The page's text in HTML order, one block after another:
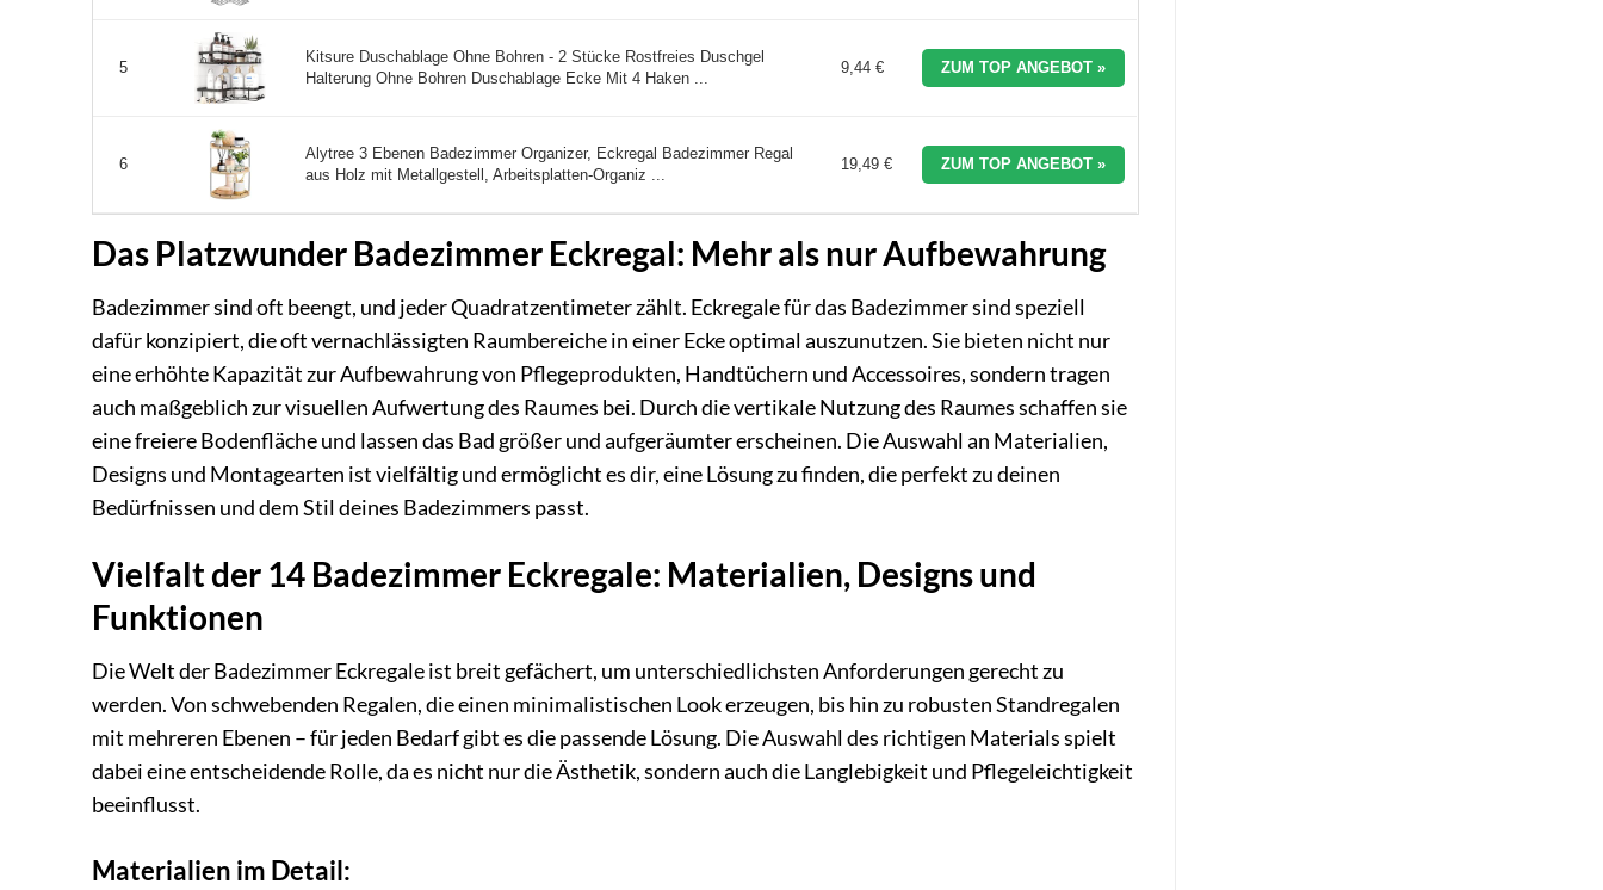
5
Kitsure Duschablage Ohne Bohren - 2 Stücke Rostfreies Duschgel
Halterung Ohne Bohren Duschablage Ecke Mit 4 Haken ...
9,44 € ZUM TOP ANGEBOT »
6
Alytree 3 Ebenen Badezimmer Organizer, Eckregal Badezimmer Regal
aus Holz mit Metallgestell, Arbeitsplatten-Organiz ...
19,49 € ZUM TOP ANGEBOT »
Das Platzwunder Badezimmer Eckregal: Mehr als nur Aufbewahrung
Badezimmer sind oft beengt, und jeder Quadratzentimeter zählt. Eckregale für das Badezimmer sind speziell
dafür konzipiert, die oft vernachlässigten Raumbereiche in einer Ecke optimal auszunutzen. Sie bieten nicht nur
eine erhöhte Kapazität zur Aufbewahrung von Pflegeprodukten, Handtüchern und Accessoires, sondern tragen
auch maßgeblich zur visuellen Aufwertung des Raumes bei. Durch die vertikale Nutzung des Raumes schaffen sie
eine freiere Bodenfläche und lassen das Bad größer und aufgeräumter erscheinen. Die Auswahl an Materialien,
Designs und Montagearten ist vielfältig und ermöglicht es dir, eine Lösung zu finden, die perfekt zu deinen
Bedürfnissen und dem Stil deines Badezimmers passt.
Vielfalt der 14 Badezimmer Eckregale: Materialien, Designs und
Funktionen
Die Welt der Badezimmer Eckregale ist breit gefächert, um unterschiedlichsten Anforderungen gerecht zu
werden. Von schwebenden Regalen, die einen minimalistischen Look erzeugen, bis hin zu robusten Standregalen
mit mehreren Ebenen – für jeden Bedarf gibt es die passende Lösung. Die Auswahl des richtigen Materials spielt
dabei eine entscheidende Rolle, da es nicht nur die Ästhetik, sondern auch die Langlebigkeit und Pflegeleichtigkeit
beeinflusst.
Materialien im Detail: